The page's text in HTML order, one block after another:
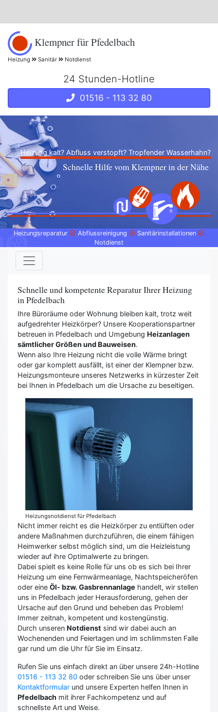
Klempner für Pfedelbach
Heizung Sanitär Notdienst
24 Stunden-Hotline
01516 - 113 32 80
Heizung kalt? Abfluss verstopft? Tropfender Wasserhahn?
Schnelle Hilfe vom Klempner in der Nähe
Heizungsreparatur Abflussreinigung
Sanitärinstallationen
Notdienst
Schnelle und kompetente Reparatur Ihrer Heizung
in Pfedelbach
Ihre Büroräume oder Wohnung bleiben kalt, trotz weit
aufgedrehter Heizkörper? Unsere Kooperationspartner
betreuen in Pfedelbach und Umgebung Heizanlagen
sämtlicher Größen und Bauweisen.
Wenn also Ihre Heizung nicht die volle Wärme bringt
oder gar komplett ausfällt, ist einer der Klempner bzw.
Heizungsmonteure unseres Netzwerks in kürzester Zeit
bei Ihnen in Pfedelbach um die Ursache zu beseitigen.
Heizungsnotdienst für Pfedelbach
Nicht immer reicht es die Heizkörper zu entlüften oder
andere Maßnahmen durchzuführen, die einem fähigen
Heimwerker selbst möglich sind, um die Heizleistung
wieder auf ihre Optimalwerte zu bringen.
Dabei spielt es keine Rolle für uns ob es sich bei Ihrer
Heizung um eine Fernwärmeanlage, Nachtspeicheröfen
oder eine Öl- bzw. Gasbrennanlage handelt, wir stellen
uns in Pfedelbach jeder Herausforderung, gehen der
Ursache auf den Grund und beheben das Problem!
Immer zeitnah, kompetent und kostengünstig.
Durch unseren Notdienst sind wir dabei auch an
Wochenenden und Feiertagen und im schlimmsten Falle
gar rund um die Uhr für Sie im Einsatz.
Rufen Sie uns einfach direkt an über unsere 24h-Hotline
01516 - 113 32 80 oder schreiben Sie uns über unser
Kontaktformular und unsere Experten helfen Ihnen in
Pfedelbach mit ihrer Fachkompetenz und auf
schnellste Art und Weise.